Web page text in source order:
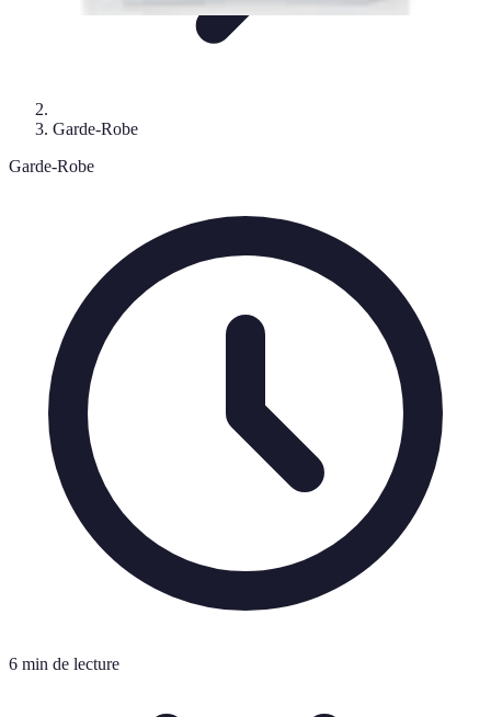
Garde-Robe
Garde-Robe
6 min de lecture